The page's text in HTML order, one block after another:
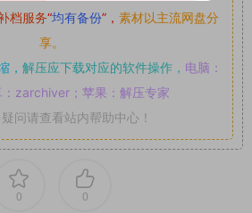
档服务“均有备份”， 素材以主流网盘分
享。
， 解压应下载对应的软件操作， 电脑：
zarchiver；苹果：解压专家
问请查看站内帮助中心！
0 0